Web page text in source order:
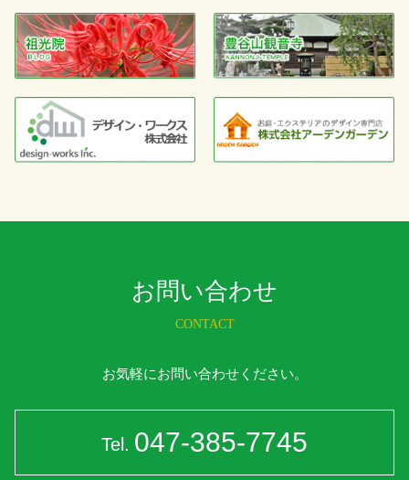
お問い合わせ
CONTACT
お気軽にお問い合わせください。
Tel. 047-385-7745